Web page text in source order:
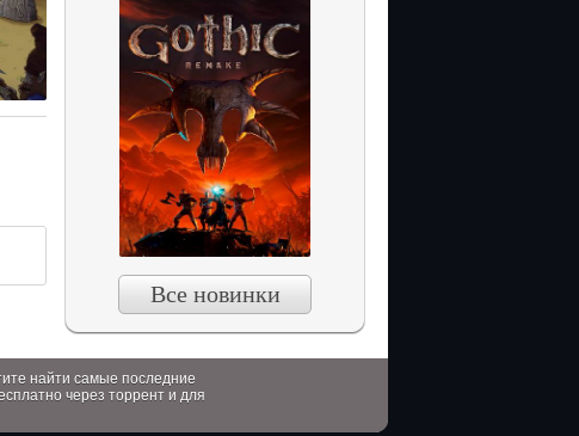
Все новинки
найти самые последние
через торрент и для